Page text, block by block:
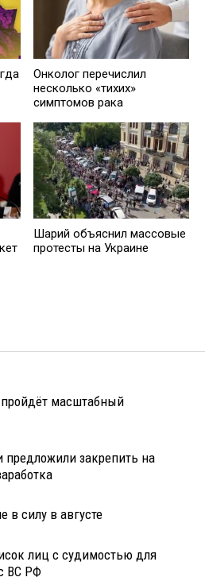
Онколог перечислил
несколько «тихих»
симптомов рака
Шарий объяснил массовые
протесты на Украине
масштабный
предложили закрепить на
в силу в августе
лиц с судимостью для
ВС РФ